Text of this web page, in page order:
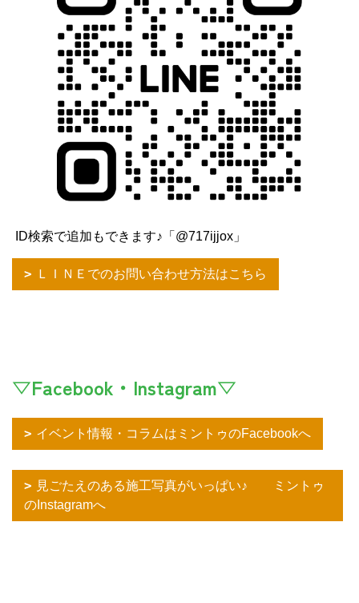
ID検索で追加もできます♪「@717ijjox」
ＬＩＮＥでのお問い合わせ方法はこちら
▽Facebook・Instagram▽
イベント情報・コラムはミントゥのFacebookへ
見ごたえのある施工写真がいっぱい♪ ミントゥ
のInstagramへ